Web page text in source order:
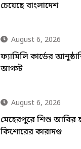
চেয়েছে বাংলাদেশ
August 6, 2026
ফ্যামিলি কার্ডের
আগস্ট
August 6, 2026
মেহেরপুরে শিশু আবির
কিশোরের কারাদণ্ড